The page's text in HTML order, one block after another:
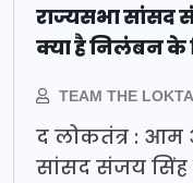
राज्यसभा सांसद
क्या है निलंबन
TEAM THE
द लोकतंत्र : आम
सांसद संजय सिंह